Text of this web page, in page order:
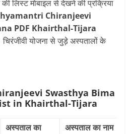
लिस्‍ट मोबाइल से देखने की प्रक्रिया
Chiranjeevi
PDF Khairthal-Tijara
योजना से जुड़े अस्‍पतालों के
Swasthya Bima
in Khairthal-Tijara
अस्पताल का
अस्पताल का नाम